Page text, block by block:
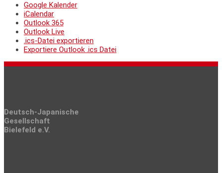
Google Kalender
iCalendar
Outlook 365
Outlook Live
.ics-Datei exportieren
Exportiere Outlook .ics Datei
Deutsch-Japanische
Gesellschaft
Bielefeld e.V.